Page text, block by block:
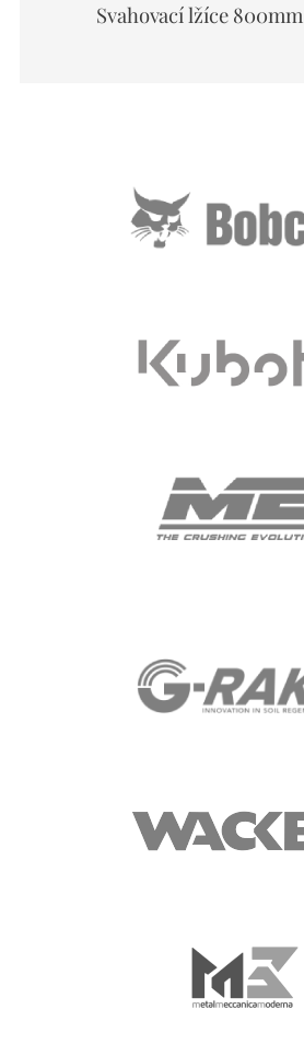
Svahovací lžíce 800mm